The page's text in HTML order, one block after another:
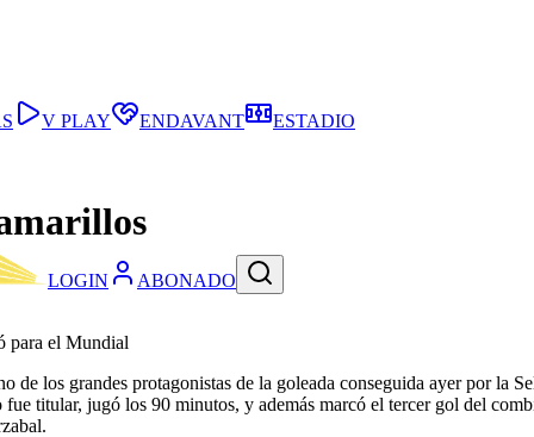
LOGIN ABONADO
V PLAY ENDAVANT ESTADIO
para el Mundial
los grandes protagonistas de la goleada conseguida ayer por la
titular, jugó los 90 minutos, y además marcó el tercer gol del